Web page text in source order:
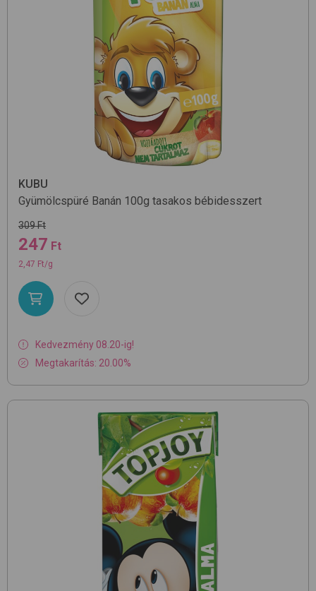
KUBU
Gyümölcspüré Banán 100g tasakos bébidesszert
309 Ft
247 Ft
2,47 Ft/g
Kedvezmény 08.20-ig!
Megtakarítás: 20.00%